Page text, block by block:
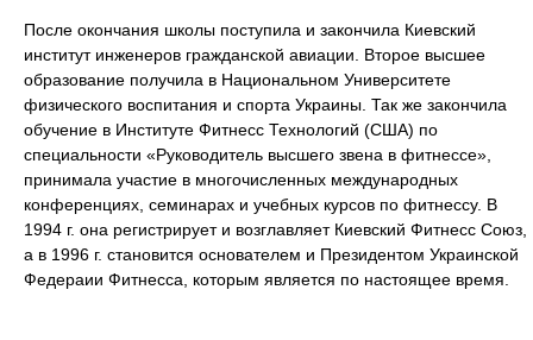
После окончания школы поступила и закончила Киевский
институт инженеров гражданской авиации. Второе высшее
образование получила в Национальном Университете
физического воспитания и спорта Украины. Так же закончила
обучение в Институте Фитнесс Технологий (США) по
специальности «Руководитель высшего звена в фитнессе»,
принимала участие в многочисленных международных
конференциях, семинарах и учебных курсов по фитнессу. В
1994 г. она регистрирует и возглавляет Киевский Фитнесс Союз,
а в 1996 г. становится основателем и Президентом Украинской
Федераии Фитнесса, которым является по настоящее время.